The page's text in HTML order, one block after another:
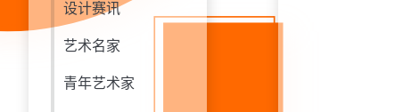
设计赛讯
艺术名家
青年艺术家